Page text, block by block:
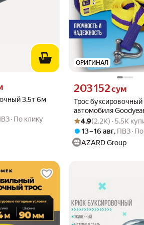
3.5т 6м
По клику
ОРИГИНАЛ
Трос буксировочный
автомобиля
метров, шаклы
Цена 203152 сум вместо
203 152сум
Рейтинг товара: 4.9 из 5
Оценок: (2.2K) · 5.5K
4.9(2.2K) · 5.5K
13 – 16 авг, ПВЗ По
AZARD Group